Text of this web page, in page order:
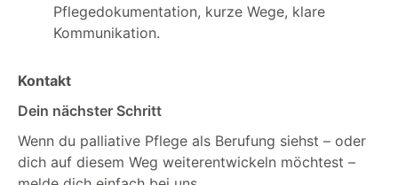
Pflegedokumentation, kurze Wege, klare
Kommunikation.
Kontakt
Dein nächster Schritt
Wenn du palliative Pflege als Berufung siehst – oder
dich auf diesem Weg weiterentwickeln möchtest –